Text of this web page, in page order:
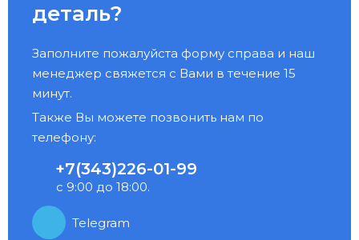
деталь?
Заполните пожалуйста форму справа и наш
менеджер свяжется с Вами в течение 15
минут.
Также Вы можете позвонить нам по
телефону:
+7(343)226-01-99
с 9:00 до 18:00.
Telegram